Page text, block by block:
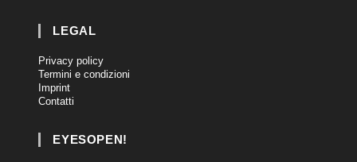
LEGAL
Privacy policy
Termini e condizioni
Imprint
Contatti
EYESOPEN!